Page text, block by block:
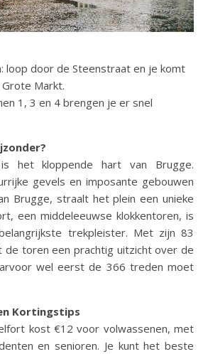
loop door de Steenstraat en je komt
Markt.
1, 3 en 4 brengen je er snel
het kloppende hart van Brugge.
gevels en imposante gebouwen
Brugge, straalt het plein een unieke
een middeleeuwse klokkentoren, is
trekpleister. Met zijn 83
toren een prachtig uitzicht over de
wel eerst de 366 treden moet
Kortingstips
kost €12 voor volwassenen, met
en senioren. Je kunt het beste